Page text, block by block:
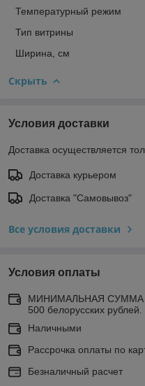
Температурный режим
Тип витрины
Ширина, см
Скрыть
Условия доставки
Доставка осуществляется
Доставка курьером
Доставка "Самовывоз"
Все условия доставки
Условия оплаты
МИНИМАЛЬНАЯ СУММА
500 белорусских рублей.
Наличными
Рассрочка оплаты по
Безналичный расчет